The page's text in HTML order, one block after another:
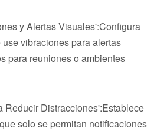
y Alertas Visuales':Configura
vibraciones para alertas
para reuniones o ambientes
Reducir Distracciones':Establece
solo se permitan notificaciones